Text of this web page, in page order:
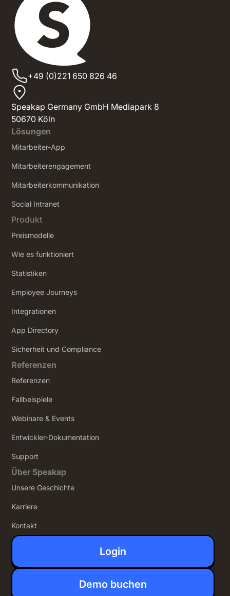
+49 (0)221 650 826 46
Speakap Germany GmbH Mediapark 8
50670 Köln
Lösungen
Mitarbeiter-App
Mitarbeiterengagement
Mitarbeiterkommunikation
Social Intranet
Produkt
Preismodelle
Wie es funktioniert
Statistiken
Employee Journeys
Integrationen
App Directory
Sicherheit und Compliance
Referenzen
Referenzen
Fallbeispiele
Webinare & Events
Entwickler-Dokumentation
Support
Über Speakap
Unsere Geschichte
Karriere
Kontakt
Login
Demo buchen